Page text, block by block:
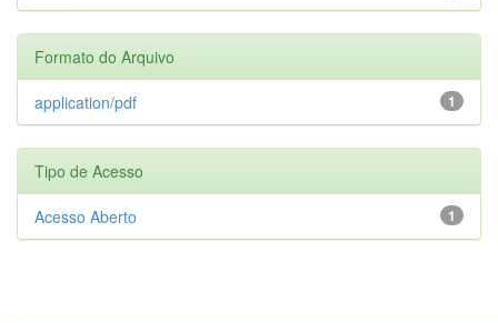
Formato do Arquivo
1
application/pdf
Tipo de Acesso
1
Acesso Aberto